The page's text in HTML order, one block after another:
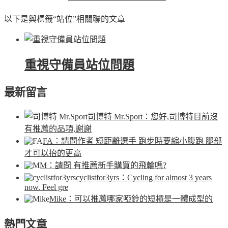
以下是與標籤“站位”相關聯的文章
重視守備員站位問題
最新留言
司博特 Mr.Sport ：您好,司博特目前沒
有推薦的品項,謝謝
FA ：請問作者 短距離選手 跑步時要縮小腹跑 腿部
才可以抬的更高
M ：請問 有推薦新手購買的飛輪嗎?
cyclistfor3yrs ：Cycling for almost 3 years
now. Feel gre
Mike ：可以推薦哪家啞鈴的短槓是一體成型的
熱門文章